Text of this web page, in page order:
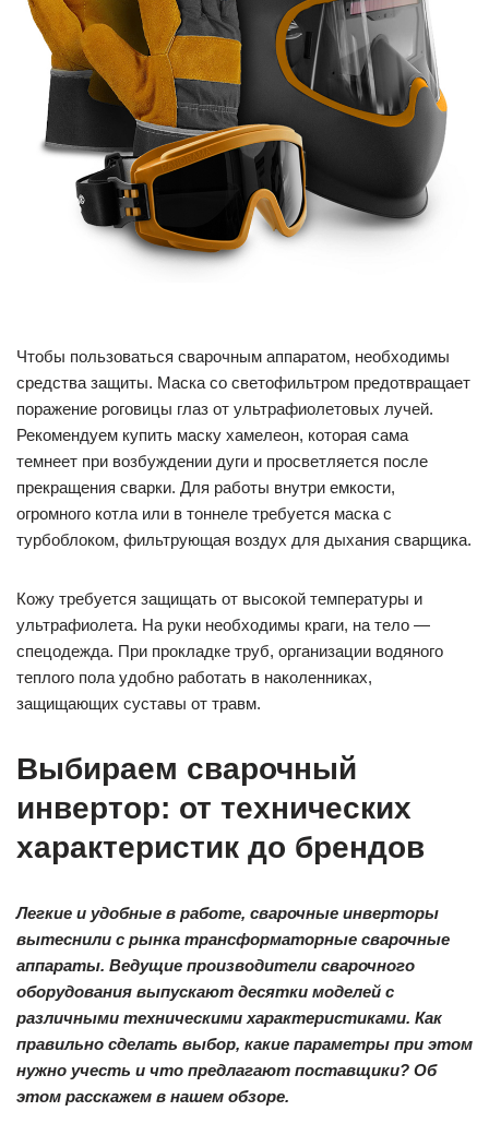
Чтобы пользоваться сварочным аппаратом, необходимы
средства защиты. Маска со светофильтром предотвращает
поражение роговицы глаз от ультрафиолетовых лучей.
Рекомендуем купить маску хамелеон, которая сама
темнеет при возбуждении дуги и просветляется после
прекращения сварки. Для работы внутри емкости,
огромного котла или в тоннеле требуется маска с
турбоблоком, фильтрующая воздух для дыхания сварщика.
Кожу требуется защищать от высокой температуры и
ультрафиолета. На руки необходимы краги, на тело —
спецодежда. При прокладке труб, организации водяного
теплого пола удобно работать в наколенниках,
защищающих суставы от травм.
Выбираем сварочный
инвертор: от технических
характеристик до брендов
Легкие и удобные в работе, сварочные инверторы
вытеснили с рынка трансформаторные сварочные
аппараты. Ведущие производители сварочного
оборудования выпускают десятки моделей с
различными техническими характеристиками. Как
правильно сделать выбор, какие параметры при этом
нужно учесть и что предлагают поставщики? Об
этом расскажем в нашем обзоре.